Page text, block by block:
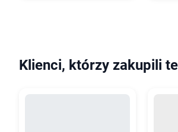
Klienci, którzy zakupili